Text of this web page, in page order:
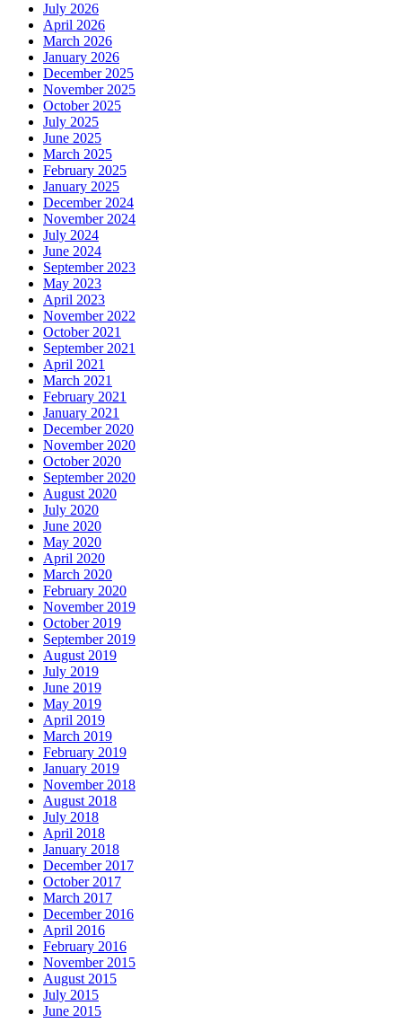
July 2026
April 2026
March 2026
January 2026
December 2025
November 2025
October 2025
July 2025
June 2025
March 2025
February 2025
January 2025
December 2024
November 2024
July 2024
June 2024
September 2023
May 2023
April 2023
November 2022
October 2021
September 2021
April 2021
March 2021
February 2021
January 2021
December 2020
November 2020
October 2020
September 2020
August 2020
July 2020
June 2020
May 2020
April 2020
March 2020
February 2020
November 2019
October 2019
September 2019
August 2019
July 2019
June 2019
May 2019
April 2019
March 2019
February 2019
January 2019
November 2018
August 2018
July 2018
April 2018
January 2018
December 2017
October 2017
March 2017
December 2016
April 2016
February 2016
November 2015
August 2015
July 2015
June 2015